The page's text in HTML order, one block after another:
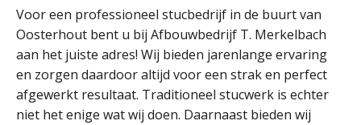
Voor een professioneel stucbedrijf in de buurt van
Oosterhout bent u bij Afbouwbedrijf T. Merkelbach
aan het juiste adres! Wij bieden jarenlange ervaring
en zorgen daardoor altijd voor een strak en perfect
afgewerkt resultaat. Traditioneel stucwerk is echter
niet het enige wat wij doen. Daarnaast bieden wij